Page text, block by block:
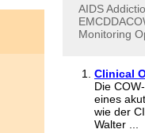
AIDS
Monitoring
Clinical
Die
eines
wie der
Walter ...